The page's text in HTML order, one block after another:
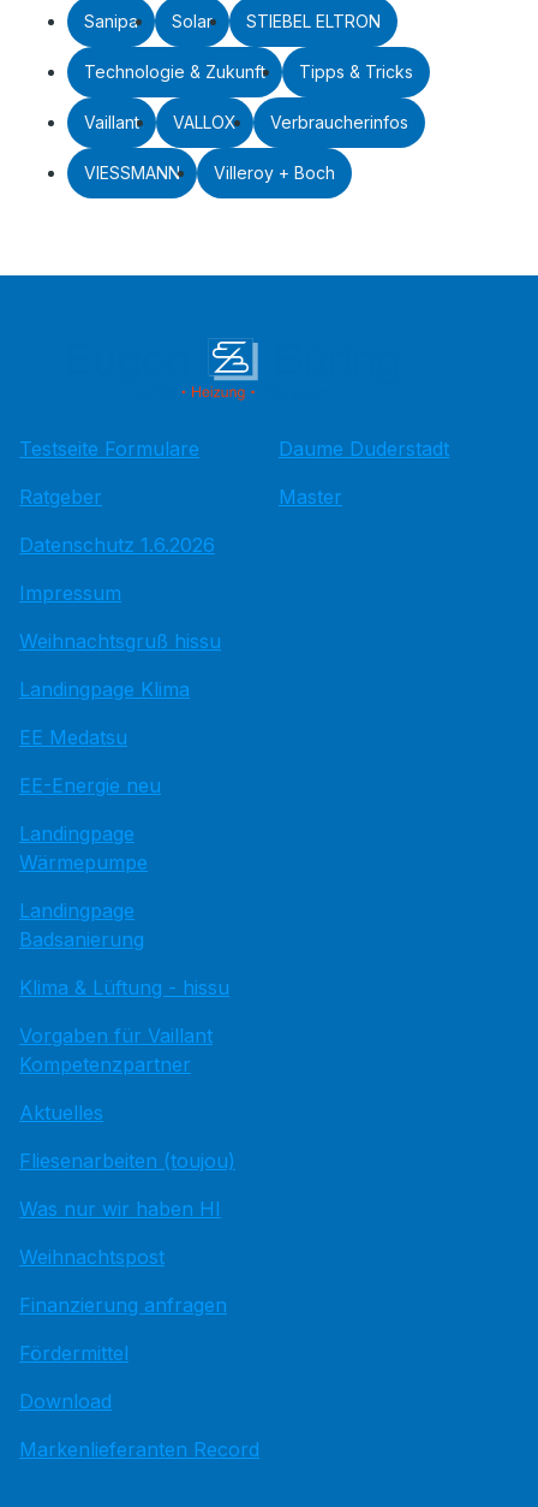
Sanipa Solar STIEBEL ELTRON
Technologie & Zukunft Tipps & Tricks
Vaillant VALLOX Verbraucherinfos
VIESSMANN Villeroy + Boch
Testseite Formulare
Ratgeber
Datenschutz 1.6.2026
Impressum
Weihnachtsgruß hissu
Landingpage Klima
EE Medatsu
EE-Energie neu
Landingpage
Wärmepumpe
Landingpage
Badsanierung
Klima & Lüftung - hissu
Vorgaben für Vaillant
Kompetenzpartner
Aktuelles
Fliesenarbeiten (toujou)
Was nur wir haben HI
Weihnachtspost
Finanzierung anfragen
Fördermittel
Download
Markenlieferanten Record
Daume Duderstadt
Master